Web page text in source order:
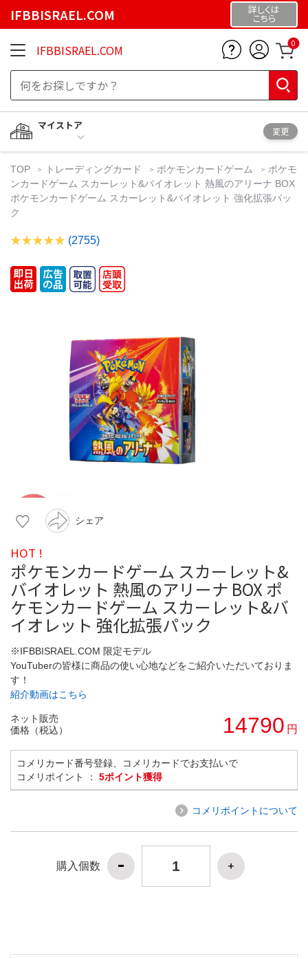
IFBBISRAEL.COM 詳しくは
こちら
IFBBISRAEL.COM 0
マイストア
変更
TOP トレーディングカード ポケモンカードゲーム
ポケモ
ンカードゲーム スカーレット&バイオレット 熱風のアリーナ BOX
ポケモンカードゲーム スカーレット&バイオレット 強化拡張パッ
ク
(2755)
シェア
HOT !
ポケモンカードゲーム スカーレット&
バイオレット 熱風のアリーナ BOX ポ
ケモンカードゲーム スカーレット&バ
イオレット 強化拡張パック
※IFBBISRAEL.COM 限定モデル
YouTuberの皆様に商品の使い心地などをご紹介いただいておりま
す！
紹介動画はこちら
ネット販売
価格（税込）
14790 円
コメリカード番号登録、コメリカードでお支払いで
コメリポイント ： 5ポイント獲得
コメリポイントについて
購入個数